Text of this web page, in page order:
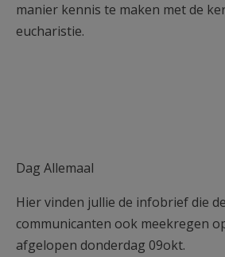
manier kennis te maken met de
eucharistie.
Dag Allemaal
Hier vinden jullie de infobrief die
communicanten ook meekregen
afgelopen donderdag 09okt.